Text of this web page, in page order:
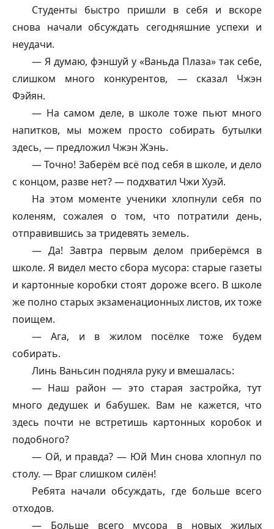
Студенты быстро пришли в себя и вскоре
снова начали обсуждать сегодняшние успехи и
неудачи.
— Я думаю, фэншуй у «Ваньда Плаза» так себе,
слишком много конкурентов, — сказал Чжэн
Фэйян.
— На самом деле, в школе тоже пьют много
напитков, мы можем просто собирать бутылки
здесь, — предложил Чжэн Жэнь.
— Точно! Заберём всё под себя в школе, и дело
с концом, разве нет? — подхватил Чжи Хуэй.
На этом моменте ученики хлопнули себя по
коленям, сожалея о том, что потратили день,
отправившись за тридевять земель.
— Да! Завтра первым делом приберёмся в
школе. Я видел место сбора мусора: старые газеты
и картонные коробки стоят дороже всего. В школе
же полно старых экзаменационных листов, их тоже
поищем.
— Ага, и в жилом посёлке тоже будем
собирать.
Линь Ваньсин подняла руку и вмешалась:
— Наш район — это старая застройка, тут
много дедушек и бабушек. Вам не кажется, что
здесь почти не встретишь картонных коробок и
подобного?
— Ой, и правда? — Юй Мин снова хлопнул по
столу. — Враг слишком силён!
Ребята начали обсуждать, где больше всего
отходов.
— Больше всего мусора в новых жилых